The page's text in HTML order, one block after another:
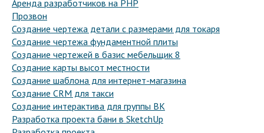
Аренда разработчиков на PHP
Прозвон
Создание чертежа детали с размерами для токаря
Создание чертежа фундаментной плиты
Создание чертежей в базис мебельщик 8
Создание карты высот местности
Создание шаблона для интернет-магазина
Создание CRM для такси
Создание интерактива для группы ВК
Разработка проекта бани в SketchUp